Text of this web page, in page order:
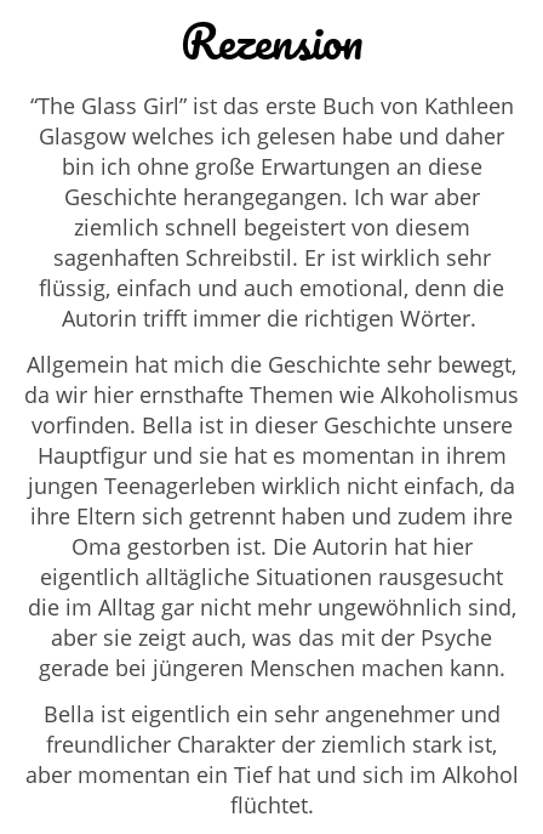
Rezension
“The Glass Girl” ist das erste Buch von Kathleen
Glasgow welches ich gelesen habe und daher
bin ich ohne große Erwartungen an diese
Geschichte herangegangen. Ich war aber
ziemlich schnell begeistert von diesem
sagenhaften Schreibstil. Er ist wirklich sehr
flüssig, einfach und auch emotional, denn die
Autorin trifft immer die richtigen Wörter.
Allgemein hat mich die Geschichte sehr bewegt,
da wir hier ernsthafte Themen wie Alkoholismus
vorfinden. Bella ist in dieser Geschichte unsere
Hauptfigur und sie hat es momentan in ihrem
jungen Teenagerleben wirklich nicht einfach, da
ihre Eltern sich getrennt haben und zudem ihre
Oma gestorben ist. Die Autorin hat hier
eigentlich alltägliche Situationen rausgesucht
die im Alltag gar nicht mehr ungewöhnlich sind,
aber sie zeigt auch, was das mit der Psyche
gerade bei jüngeren Menschen machen kann.
Bella ist eigentlich ein sehr angenehmer und
freundlicher Charakter der ziemlich stark ist,
aber momentan ein Tief hat und sich im Alkohol
flüchtet.